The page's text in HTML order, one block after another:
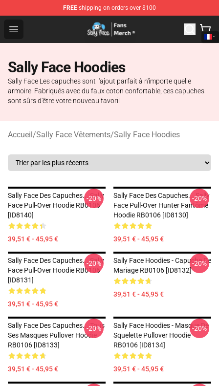
FREE shipping on orders over $100
Open menu
Sally Face Store - Official Sally Face Merchandise Shop
Sally Face Hoodies
Sally Face Les capuches sont l'ajout parfait à n'importe quelle
armoire. Fabriqués avec du faux coton confortable, ces capuches
sont sûrs d'être votre nouveau favori!
Accueil/Sally Face Vêtements/Sally Face Hoodies
Sally Face Des Capuches... Sally
Face Pull-Over Hoodie RB0106
[ID8140]
39,51 € - 45,95 €
-20%
Sally Face Des Capuches... Sally
Face Pull-Over Hunter Fantôme
Hoodie RB0106 [ID8130]
39,51 € - 45,95 €
-20%
Sally Face Des Capuches... Sally
Face Pull-Over Hoodie RB0106
[ID8131]
39,51 € - 45,95 €
-20%
Sally Face Hoodies - Capuche De
Mariage RB0106 [ID8132]
39,51 € - 45,95 €
-20%
Sally Face Des Capuches... Tous
Ses Masques Pullover Hoodie
RB0106 [ID8133]
39,51 € - 45,95 €
-20%
Sally Face Hoodies - Masque De
Squelette Pullover Hoodie
RB0106 [ID8134]
39,51 € - 45,95 €
-20%